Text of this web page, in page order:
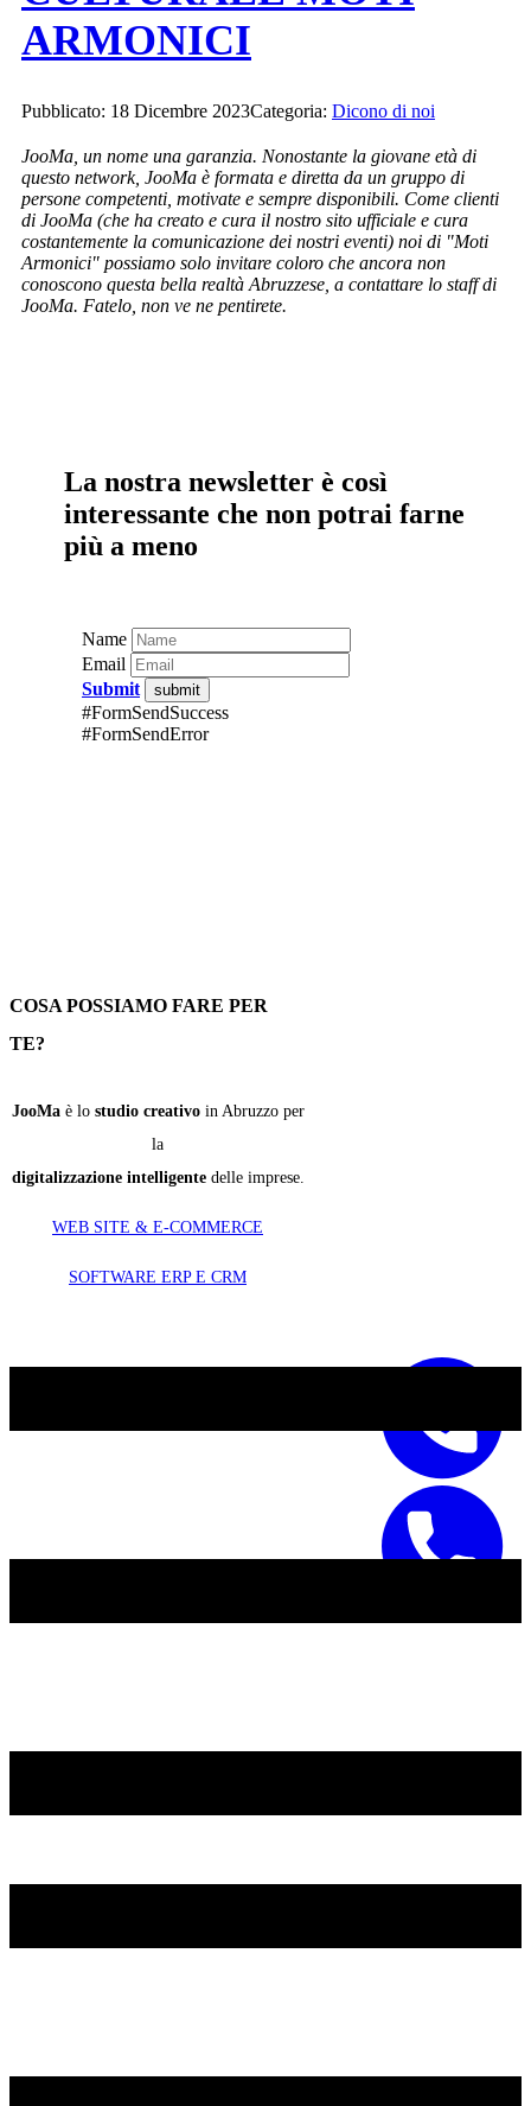
ARMONICI
Pubblicato: 18 Dicembre 2023Categoria: Dicono di noi
JooMa, un nome una garanzia. Nonostante la giovane età di
questo network, JooMa è formata e diretta da un gruppo di
persone competenti, motivate e sempre disponibili. Come clienti
di JooMa (che ha creato e cura il nostro sito ufficiale e cura
costantemente la comunicazione dei nostri eventi) noi di "Moti
Armonici" possiamo solo invitare coloro che ancora non
conoscono questa bella realtà Abruzzese, a contattare lo staff di
JooMa. Fatelo, non ve ne pentirete.
La nostra newsletter è così
interessante che non potrai farne
più a meno
Name
Email
Submit
#FormSendSuccess
#FormSendError
COSA POSSIAMO FARE PER
TE?
​JooMa è lo studio creativoin Abruzzo per
la
digitalizzazione intelligente delle imprese.
WEB SITE & E-COMMERCE
SOFTWARE ERP E CRM